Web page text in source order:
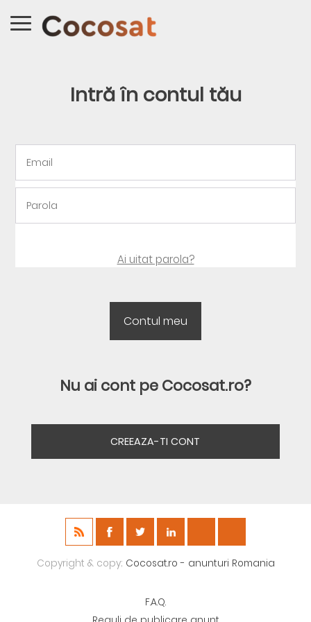
Intră în contul tău
Ai uitat parola?
Nu ai cont pe Cocosat.ro?
CREEAZA-TI CONT
Copyright & copy; Cocosat.ro - anunturi Romania
F.A.Q.